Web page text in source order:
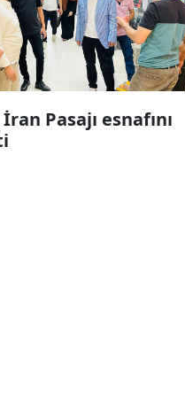
Pasajı esnafını